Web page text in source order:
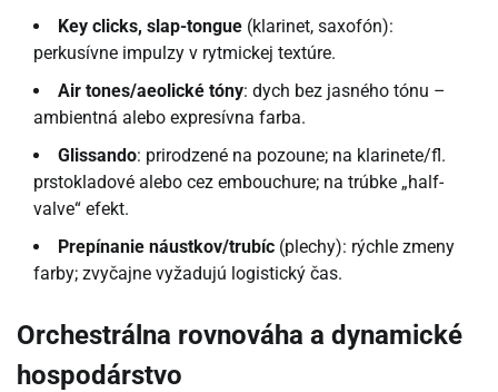
Key clicks, slap-tongue (klarinet, saxofón):
perkusívne impulzy v rytmickej textúre.
Air tones/aeolické tóny: dych bez jasného tónu –
ambientná alebo expresívna farba.
Glissando: prirodzené na pozoune; na klarinete/fl.
prstokladové alebo cez embouchure; na trúbke „half-
valve“ efekt.
Prepínanie náustkov/trubíc (plechy): rýchle zmeny
farby; zvyčajne vyžadujú logistický čas.
Orchestrálna rovnováha a dynamické
hospodárstvo